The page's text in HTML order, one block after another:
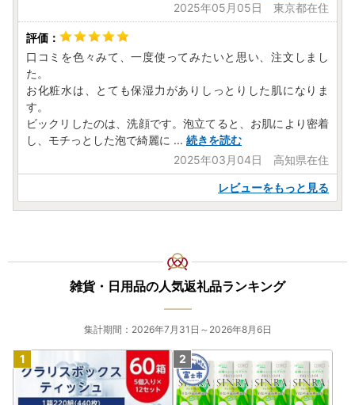
2025年05月05日 東京都在住
口コミを色々みて、一度使ってみたいと思い、注文しまし
た。
お化粧水は、とても保湿力がありしっとりした肌になりま
す。
ビックリしたのは、洗顔です。泡立てると、お肌により密着
し、モチっとした泡で綺麗に ... 続きを読む
2025年03月04日 高知県在住
レビューをもっと見る
雑貨・日用品の人気返礼品ランキング
集計期間：2026年7月31日～2026年8月6日